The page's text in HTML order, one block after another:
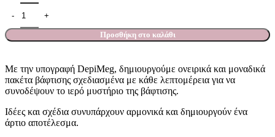
Προσθήκη στο καλάθι
Με την υπογραφή DepiMeg, δημιουργούμε ονειρικά και μοναδικά
πακέτα βάφτισης σχεδιασμένα με κάθε λεπτομέρεια για να
συνοδέψουν το ιερό μυστήριο της βάφτισης.
Ιδέες και σχέδια συνυπάρχουν αρμονικά και δημιουργούν ένα
άρτιο αποτέλεσμα.